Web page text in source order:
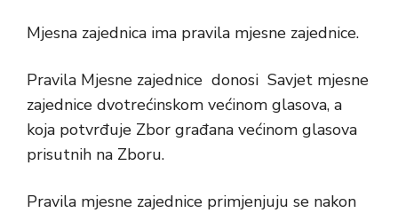
Mjesna zajednica ima pravila mjesne zajednice.
Pravila Mjesne zajednice donosi Savjet mjesne
zajednice dvotrećinskom većinom glasova, a
koja potvrđuje Zbor građana većinom glasova
prisutnih na Zboru.
Pravila mjesne zajednice primjenjuju se nakon